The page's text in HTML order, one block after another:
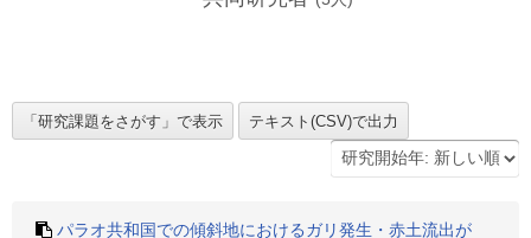
パラオ共和国での傾斜地におけるガリ発生・赤土流出が